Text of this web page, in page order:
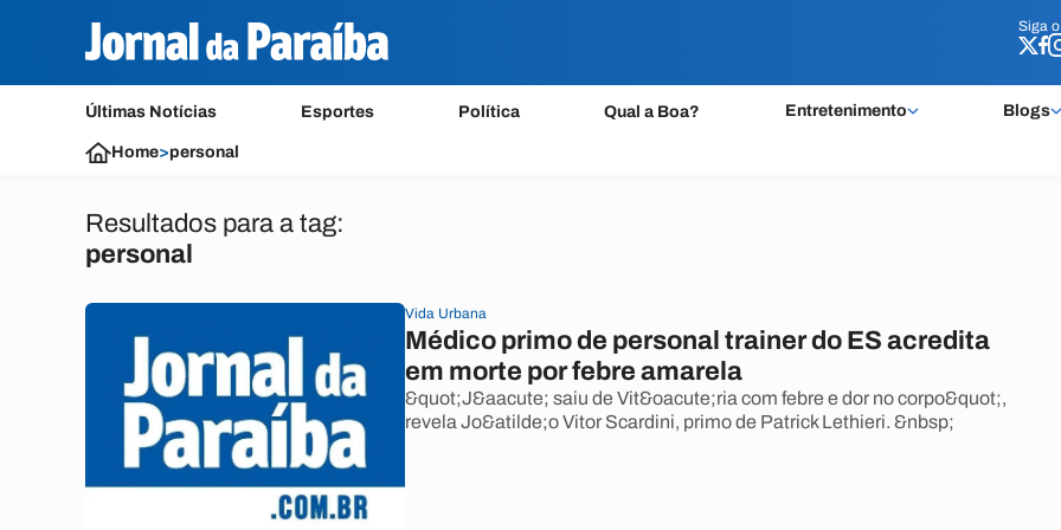
Siga o
Últimas Notícias Esportes Política Qual a Boa? Entretenimento Blogs
Siga o
Home>personal
Resultados para a tag:
personal
Vida Urbana
Médico primo de personal trainer do ES acredita
em morte por febre amarela
&quot;J&aacute; saiu de Vit&oacute;ria com febre e dor no corpo&quot;,
revela Jo&atilde;o Vitor Scardini, primo de Patrick Lethieri. &nbsp;